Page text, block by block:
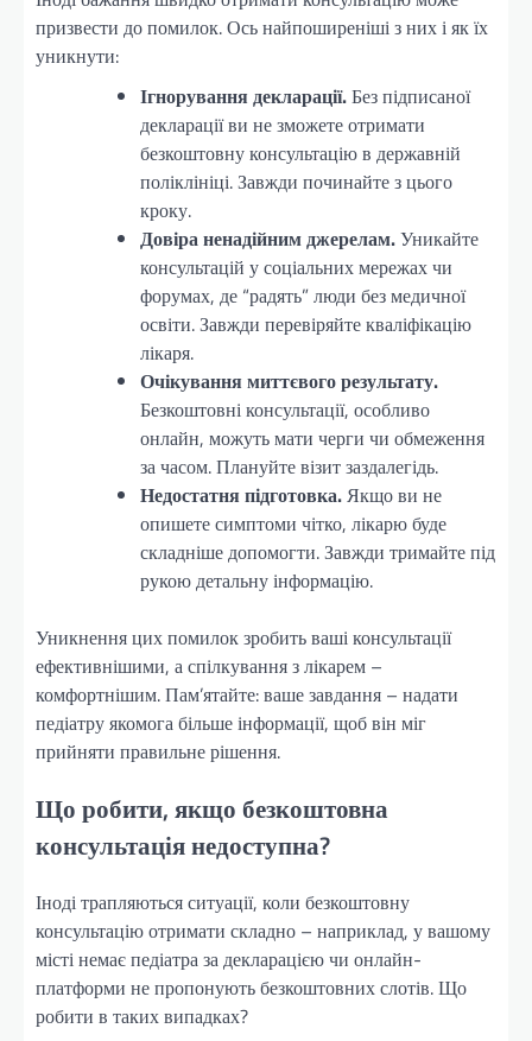
призвести до помилок. Ось найпоширеніші з них і як їх
уникнути:
Ігнорування декларації.Без підписаної
декларації ви не зможете отримати
безкоштовну консультацію в державній
поліклініці. Завжди починайте з цього
кроку.
Довіра ненадійним джерелам.Уникайте
консультацій у соціальних мережах чи
форумах, де “радять” люди без медичної
освіти. Завжди перевіряйте кваліфікацію
лікаря.
Очікування миттєвого результату.
Безкоштовні консультації, особливо
онлайн, можуть мати черги чи обмеження
за часом. Плануйте візит заздалегідь.
Недостатня підготовка.Якщо ви не
опишете симптоми чітко, лікарю буде
складніше допомогти. Завжди тримайте під
рукою детальну інформацію.
Уникнення цих помилок зробить ваші консультації
ефективнішими, а спілкування з лікарем –
комфортнішим. Пам’ятайте: ваше завдання – надати
педіатру якомога більше інформації, щоб він міг
прийняти правильне рішення.
Що робити, якщо безкоштовна
консультація недоступна?
Іноді трапляються ситуації, коли безкоштовну
консультацію отримати складно – наприклад, у вашому
місті немає педіатра за декларацією чи онлайн-
платформи не пропонують безкоштовних слотів. Що
робити в таких випадках?